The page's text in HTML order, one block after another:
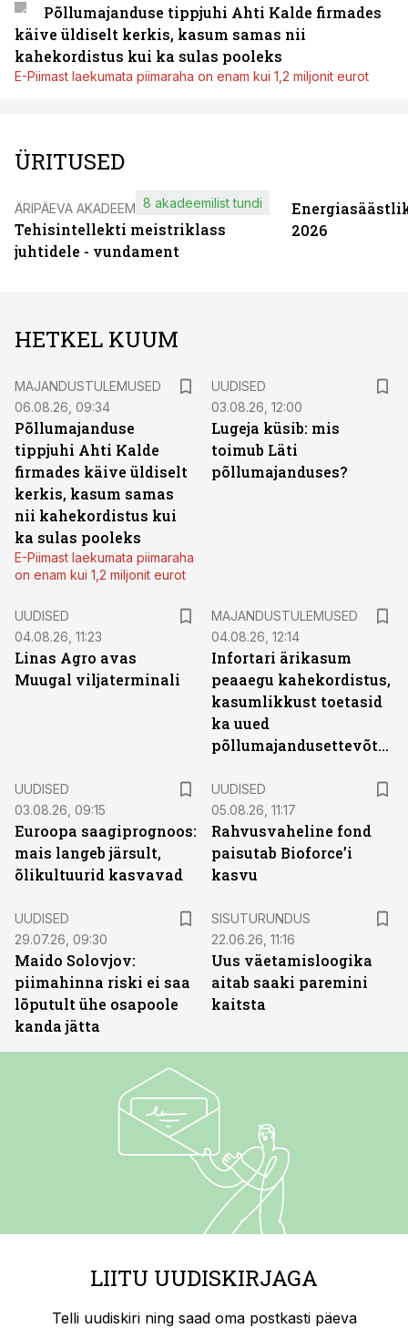
Põllumajanduse tippjuhi Ahti Kalde firmades
käive üldiselt kerkis, kasum samas nii
kahekordistus kui ka sulas pooleks
E-Piimast laekumata piimaraha on enam kui 1,2 miljonit eurot
ÜRITUSED
ÄRIPÄEVA AKADEEMIA
Tehisintellekti meistriklass
juhtidele - vundament
8 akadeemilist tundi
2026
HETKEL KUUM
MAJANDUSTULEMUSED
06.08.26, 09:34
Põllumajanduse
tippjuhi Ahti Kalde
firmades käive üldiselt
kerkis, kasum samas
nii kahekordistus kui
ka sulas pooleks
E-Piimast laekumata piimaraha
on enam kui 1,2 miljonit eurot
UUDISED
03.08.26, 12:00
Lugeja küsib: mis
toimub Läti
põllumajanduses?
UUDISED
04.08.26, 11:23
Linas Agro avas
Muugal viljaterminali
MAJANDUSTULEMUSED
04.08.26, 12:14
Infortari ärikasum
peaaegu kahekordistus,
kasumlikkust toetasid
ka uued
põllumajandusettevõtted
UUDISED
03.08.26, 09:15
Euroopa saagiprognoos:
mais langeb järsult,
õlikultuurid kasvavad
UUDISED
05.08.26, 11:17
Rahvusvaheline fond
paisutab Bioforce’i
kasvu
UUDISED
29.07.26, 09:30
Maido Solovjov:
piimahinna riski ei saa
lõputult ühe osapoole
kanda jätta
SISUTURUNDUS
22.06.26, 11:16
Uus väetamisloogika
aitab saaki paremini
kaitsta
LIITU UUDISKIRJAGA
Telli uudiskiri ning saad oma postkasti päeva